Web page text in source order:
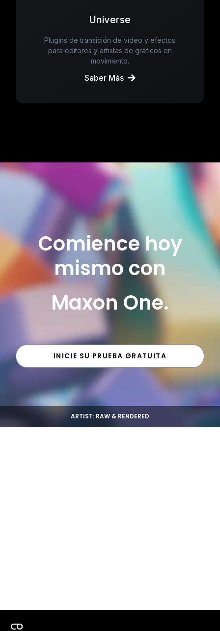
Universe
Plugins de transición de vídeo y efectos
para editores y artistas de gráficos en
movimiento.
Saber Más
ARTIST: RAW & RENDERED
Comience hoy
mismo con
Maxon One.
INICIE SU PRUEBA GRATUITA